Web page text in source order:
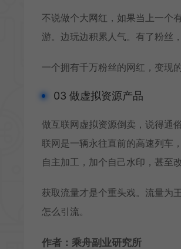
不说做个大网红，如果当上一个
游。边玩边积累人气。有了粉丝
一个拥有千万粉丝的网红，变现
03 做虚拟资源产品
做互联网虚拟资源倒卖，说得通
联网是一辆永往直前的高速列车
自主加工，加个自己水印，甚至
获取流量才是个重头戏。流量为
怎么引流。
作者：乘舟副业研究所